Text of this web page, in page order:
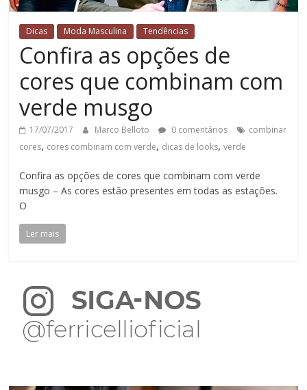
Dicas Moda Masculina Tendências
Confira as opções de
cores que combinam com
verde musgo
17/07/2017 Marco Belloto 0 comentários
combinar
cores, cores combinam com verde, dicas de looks,verde
Confira as opções de cores que combinam com verde
musgo – As cores estão presentes em todas as estações.
O
Ler mais